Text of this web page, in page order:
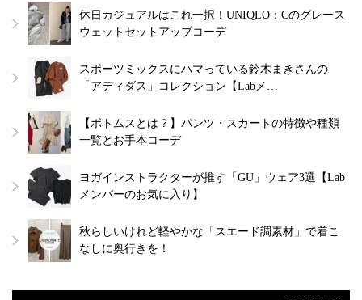
休日カジュアルはこれ一択！UNIQLO：Cのグレース
ウェットセットアップコーデ
スポーツミックスにハマっている鈴木まきさんの
「アディダス」コレクション【Labメ…
【ボトムスとは？】パンツ・スカートの特徴や種類
一覧とお手本コーデ
ヨガインストラクターが推す「GU」ウェア3選【Lab
メンバーのお気に入り】
秋らしいけれど軽やかな「スエード調素材」で着こ
なしに奥行きを！